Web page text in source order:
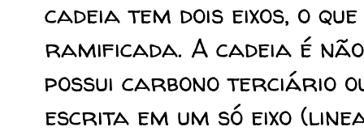
cadeia tem dois eixos, o
ramificada. A cadeia é
possui carbono terciário
escrita em um só eixo